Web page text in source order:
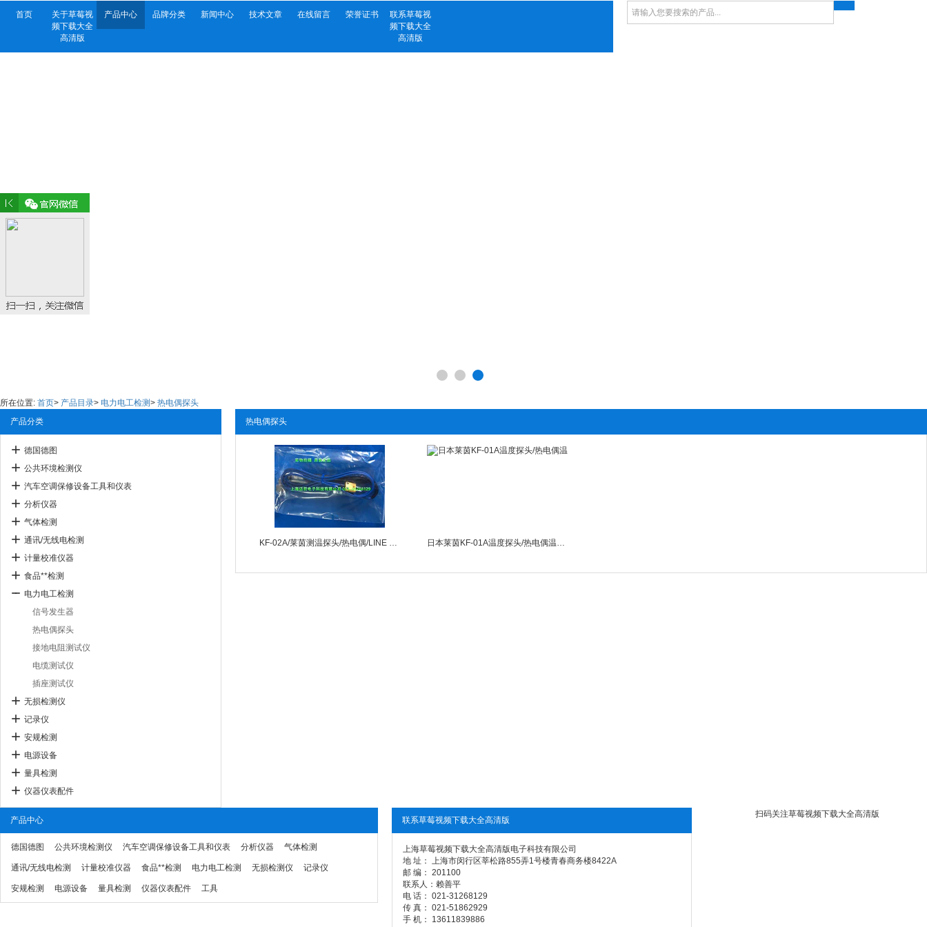
首页
关于草莓视
频下载大全
高清版
产品中心 品牌分类 新闻中心 技术文章 在线留言 荣誉证书
联系草莓视
频下载大全
高清版
所在位置: 首页> 产品目录> 电力电工检测> 热电偶探头
产品分类
德国德图
公共环境检测仪
汽车空调保修设备工具和仪表
分析仪器
气体检测
通讯/无线电检测
计量校准仪器
食品**检测
电力电工检测
信号发生器
热电偶探头
接地电阻测试仪
电缆测试仪
插座测试仪
无损检测仪
记录仪
安规检测
电源设备
量具检测
仪器仪表配件
热电偶探头
KF-02A/莱茵测温探头/热电偶/LINE KF-02A 日本莱茵KF-01A温度探头/热电偶温度探头
产品中心
德国德图 公共环境检测仪 汽车空调保修设备工具和仪表 分析仪器 气体检测
通讯/无线电检测 计量校准仪器 食品**检测 电力电工检测 无损检测仪 记录仪
安规检测 电源设备 量具检测 仪器仪表配件 工具
联系草莓视频下载大全高清版
上海草莓视频下载大全高清版电子科技有限公司
地 址： 上海市闵行区莘松路855弄1号楼青春商务楼8422A
邮 编： 201100
联系人：赖善平
电 话： 021-31268129
传 真： 021-51862929
手 机： 13611839886
扫码关注草莓视频下载大全高清版